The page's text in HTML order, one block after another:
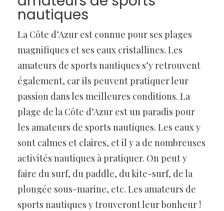
nautiques
La Côte d’Azur est connue pour ses plages
magnifiques et ses eaux cristallines. Les
amateurs de sports nautiques s’y retrouvent
également, car ils peuvent pratiquer leur
passion dans les meilleures conditions. La
plage de la Côte d’Azur est un paradis pour
les amateurs de sports nautiques. Les eaux y
sont calmes et claires, et il y a de nombreuses
activités nautiques à pratiquer. On peut y
faire du surf, du paddle, du kite-surf, de la
plongée sous-marine, etc. Les amateurs de
sports nautiques y trouveront leur bonheur !